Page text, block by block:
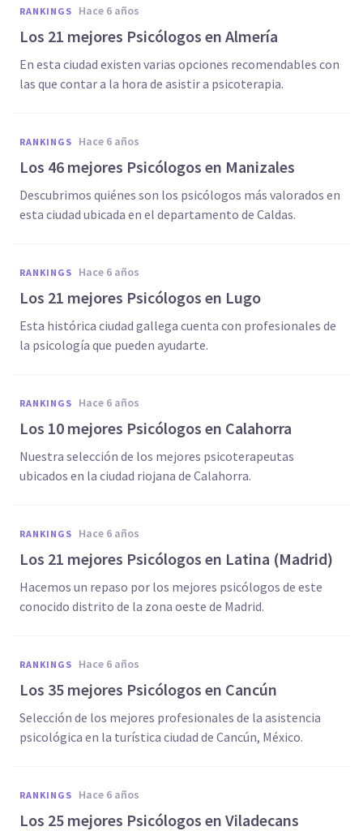
RANKINGS hace 6 años
Los 21 mejores Psicólogos en Almería
En esta ciudad existen varias opciones recomendables con
las que contar a la hora de asistir a psicoterapia.
RANKINGS hace 6 años
Los 46 mejores Psicólogos en Manizales
Descubrimos quiénes son los psicólogos más valorados en
esta ciudad ubicada en el departamento de Caldas.
RANKINGS hace 6 años
Los 21 mejores Psicólogos en Lugo
Esta histórica ciudad gallega cuenta con profesionales de
la psicología que pueden ayudarte.
RANKINGS hace 6 años
Los 10 mejores Psicólogos en Calahorra
Nuestra selección de los mejores psicoterapeutas
ubicados en la ciudad riojana de Calahorra.
RANKINGS hace 6 años
Los 21 mejores Psicólogos en Latina (Madrid)
Hacemos un repaso por los mejores psicólogos de este
conocido distrito de la zona oeste de Madrid.
RANKINGS hace 6 años
Los 35 mejores Psicólogos en Cancún
Selección de los mejores profesionales de la asistencia
psicológica en la turística ciudad de Cancún, México.
RANKINGS hace 6 años
Los 25 mejores Psicólogos en Viladecans